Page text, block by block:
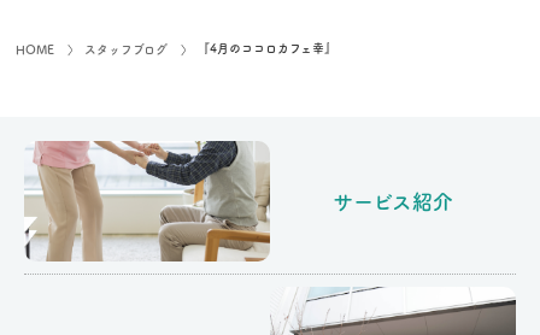
HOME スタッフブログ 『4月のココロカフェ幸』
サービス紹介